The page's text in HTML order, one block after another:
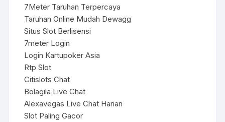
7Meter Taruhan Terpercaya
Taruhan Online Mudah Dewagg
Situs Slot Berlisensi
7meter Login
Login Kartupoker Asia
Rtp Slot
Citislots Chat
Bolagila Live Chat
Alexavegas Live Chat Harian
Slot Paling Gacor